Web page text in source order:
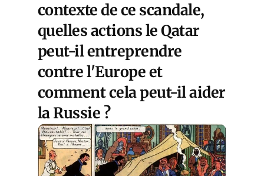
contexte de ce scandale,
quelles actions le Qatar
peut-il entreprendre
contre l'Europe et
comment cela peut-il aider
la Russie ?